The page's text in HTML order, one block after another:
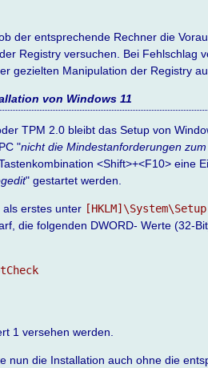
der entsprechende Rechner die
Registry versuchen. Bei
gezielten Manipulation der Registry
von Windows 11
TPM 2.0 bleibt das Setup von
"nicht die Mindestanforderungen
<Shift>+<F10> eine
" gestartet werden.
als erstes unter [HKLM]\System\Setup
die folgenden DWORD- Werte (32-
1 versehen werden.
nun die Installation auch ohne die